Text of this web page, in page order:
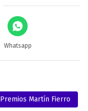
Whatsapp
Premios Martín Fierro